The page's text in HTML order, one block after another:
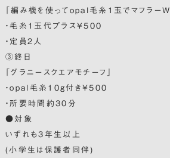
「編み機を使ってopal毛糸1玉でマフラー
・毛糸1玉代プラス¥500
・定員2人
③終日
「グラニースクエアモチーフ」
・opal毛糸10g付き¥500
・所要時間約30分
●対象
いずれも3年生以上
(小学生は保護者同伴)